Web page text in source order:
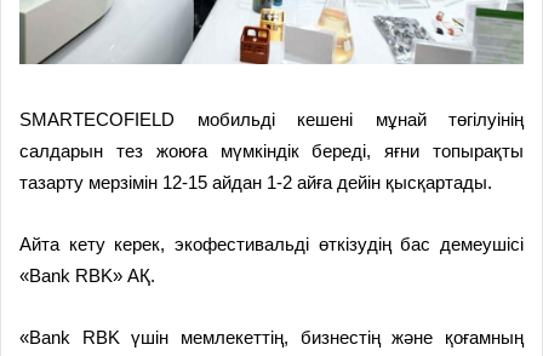
SMARTECOFIELD мобильді кешені мұнай төгілуінің
салдарын тез жоюға мүмкіндік береді, яғни топырақты
тазарту мерзімін 12-15 айдан 1-2 айға дейін қысқартады.
Айта кету керек, экофестивальді өткізудің бас демеушісі
«Bank RBK» АҚ.
«Bank RBK үшін мемлекеттің, бизнестің және қоғамның